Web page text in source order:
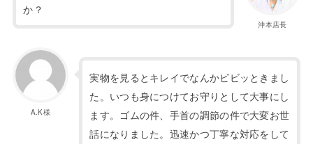
沖本店長
か？
A.K様
実物を見るとキレイでなんかビビッときまし
た。いつも身につけてお守りとして大事にし
ます。ゴムの件、手首の調節の件で大変お世
話になりました。迅速かつ丁寧な対応をして